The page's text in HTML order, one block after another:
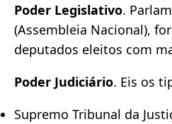
Poder Legislativo.
(Assembleia Nacional),
deputados eleitos com
Poder Judiciário. Eis os
Supremo Tribunal da